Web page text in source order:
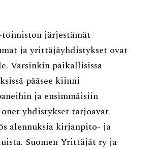
toimiston järjestämät
ja yrittäjäyhdistykset ovat
Varsinkin paikallisissa
pääsee kiinni
ja ensimmäisiin
yhdistykset tarjoavat
alennuksia kirjanpito- ja
Suomen Yrittäjät ry ja